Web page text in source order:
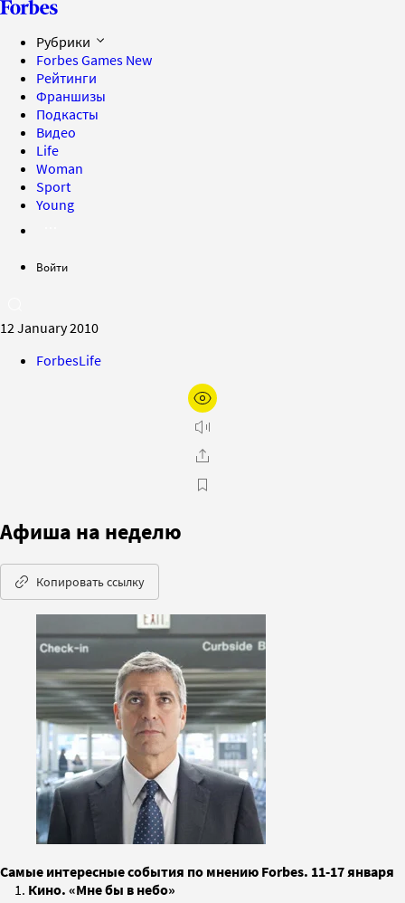
Рубрики
Forbes Games New
Рейтинги
Франшизы
Подкасты
Видео
Life
Woman
Sport
Young
Войти
12 January 2010
ForbesLife
Афиша на неделю
Копировать ссылку
Самые интересные события по мнению Forbes. 11-17 января
1. Кино. «Мне бы в небо»